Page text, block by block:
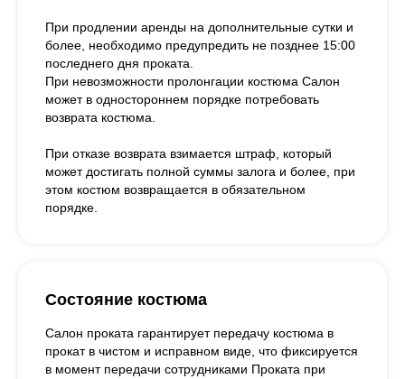
При продлении аренды на дополнительные сутки и
более, необходимо предупредить не позднее 15:00
последнего дня проката.
При невозможности пролонгации костюма Салон
может в одностороннем порядке потребовать
возврата костюма.
При отказе возврата взимается штраф, который
может достигать полной суммы залога и более, при
этом костюм возвращается в обязательном
порядке.
Состояние костюма
Салон проката гарантирует передачу костюма в
прокат в чистом и исправном виде, что фиксируется
в момент передачи сотрудниками Проката при